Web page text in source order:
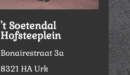
't Soetendal
Hofsteeplein
Bonairestraat 3a
8321 HA Urk